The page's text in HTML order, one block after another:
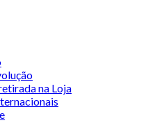
na Loja